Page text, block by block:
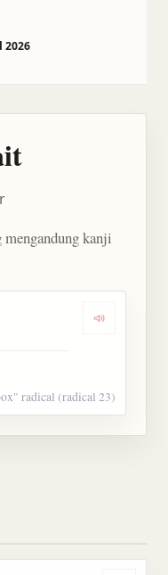
2026
kanji
Dengarkan
radical (radical 23)